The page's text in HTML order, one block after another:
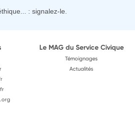
: signalez-le.
Le MAG du Service Civique
Témoignages
Actualités